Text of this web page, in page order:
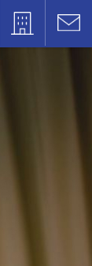
タル方法 アクセス